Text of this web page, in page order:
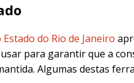
do Rio de Janeiro
para garantir que a
Algumas destas